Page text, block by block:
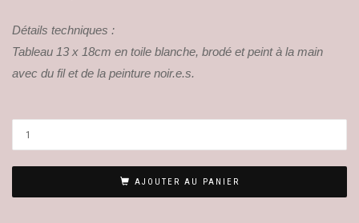
Détails techniques :
Tableau 13 x 18cm en toile blanche, brodé et peint à la main
avec du fil et de la peinture noir.e.s.
AJOUTER AU PANIER